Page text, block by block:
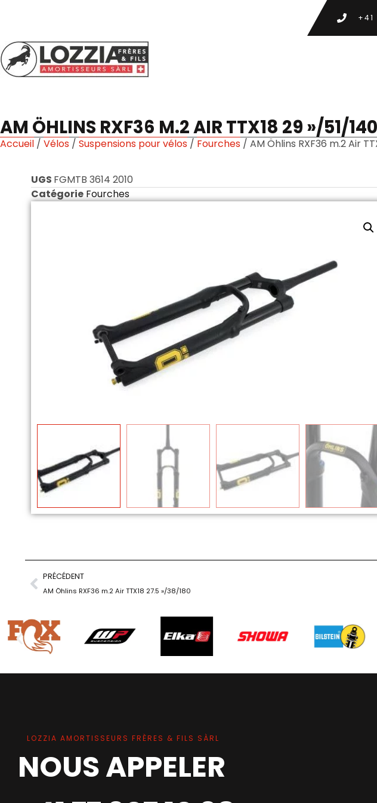
+41
AM ÖHLINS RXF36 M.2 AIR TTX18 29 »/51/140
Accueil / Vélos / Suspensions pour vélos / Fourches / AM Öhlins RXF36 m.2 Air
UGS FGMTB 3614 2010
Catégorie Fourches
PRÉCÉDENT
AM Öhlins RXF36 m.2 Air TTX18 27.5 »/38/180
LOZZIA AMORTISSEURS FRÈRES & FILS SÀRL
NOUS APPELER